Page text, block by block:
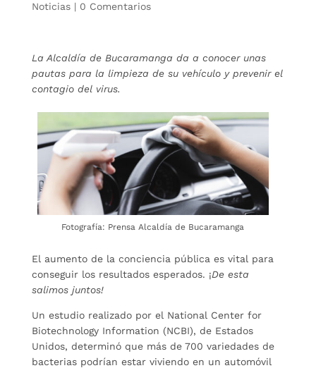
Noticias| 0 Comentarios
La Alcaldía de Bucaramanga da a conocer unas
pautas para la limpieza de su vehículo y prevenir el
contagio del virus.
Fotografía: Prensa Alcaldía de Bucaramanga
El aumento de la conciencia pública es vital para
conseguir los resultados esperados. ¡De esta
salimos juntos!
Un estudio realizado por el National Center for
Biotechnology Information (NCBI), de Estados
Unidos, determinó que más de 700 variedades de
bacterias podrían estar viviendo en un automóvil